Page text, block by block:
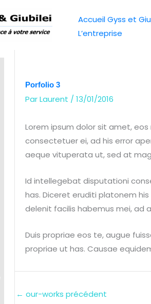
Accueil Gyss et
L’entreprise
Porfolio 3
ParLaurent / 13/01/2016
Lorem ipsum dolor sit amet,
consectetuer ei, ad his error
aeque vituperata ut, sed at
Id intellegebat disputationi
has. Diceret eruditi platonem
delenit facilis habemus mei, ad
Duis propriae eos te, augue
propriae ut has. Causae
← our-works précédent